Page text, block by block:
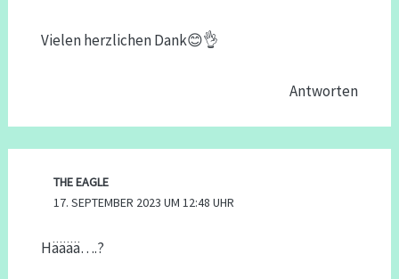
Vielen herzlichen Dank😊👌
Antworten
THE EAGLE
17. SEPTEMBER 2023 UM 12:48 UHR
Hääää….?